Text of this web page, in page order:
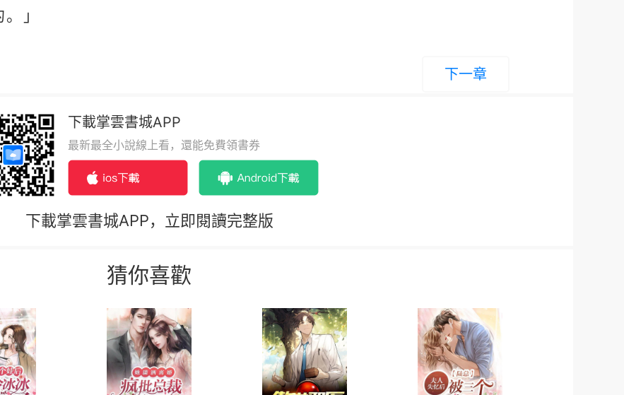
」
下一章
下載掌雲書城APP
最新最全小說線上看，還能免費領書券
下載掌雲書城APP，立即閱讀完整版
猜你喜歡